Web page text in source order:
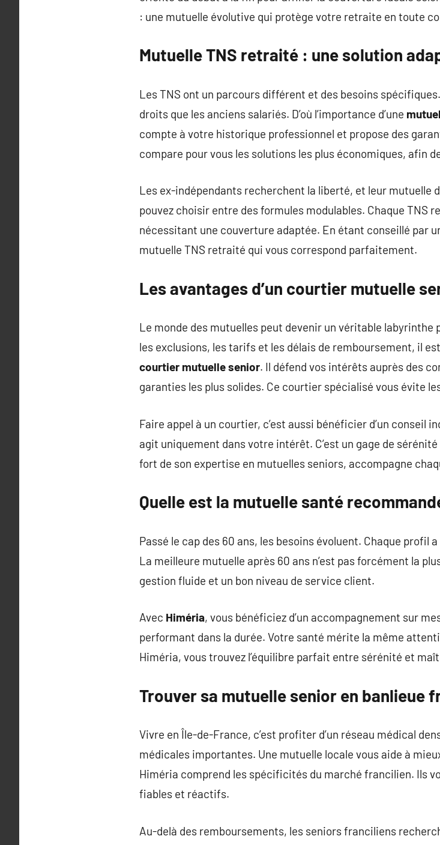
: une mutuelle évolutive qui protège votre retraite en toute
Mutuelle TNS retraité : une solution
Les TNS ont un parcours différent et des besoins
droits que les anciens salariés. D’où l’importance d’une
compte à votre historique professionnel et propose des
compare pour vous les solutions les plus économiques, afin
Les ex-indépendants recherchent la liberté, et leur mutuelle
pouvez choisir entre des formules modulables. Chaque TNS
nécessitant une couverture adaptée. En étant conseillé par
mutuelle TNS retraité qui vous correspond parfaitement.
Les avantages d’un courtier mutuelle
Le monde des mutuelles peut devenir un véritable
les exclusions, les tarifs et les délais de remboursement, il
courtier mutuelle senior. Il défend vos intérêts auprès des
garanties les plus solides. Ce courtier spécialisé vous évite
Faire appel à un courtier, c’est aussi bénéficier d’un conseil
agit uniquement dans votre intérêt. C’est un gage de
fort de son expertise en mutuelles seniors, accompagne
Quelle est la mutuelle santé
Passé le cap des 60 ans, les besoins évoluent. Chaque
La meilleure mutuelle après 60 ans n’est pas forcément la
gestion fluide et un bon niveau de service client.
Avec Himéria, vous bénéficiez d’un accompagnement sur
performant dans la durée. Votre santé mérite la même
Himéria, vous trouvez l’équilibre parfait entre sérénité et
Trouver sa mutuelle senior en banlieue
Vivre en Île-de-France, c’est profiter d’un réseau médical
médicales importantes. Une mutuelle locale vous aide à
Himéria comprend les spécificités du marché francilien. Ils
fiables et réactifs.
Au-delà des remboursements, les seniors franciliens